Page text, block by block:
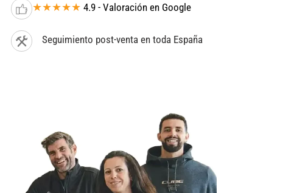
★★★★★ 4.9 - Valoración en Google
Seguimiento post-venta en toda España